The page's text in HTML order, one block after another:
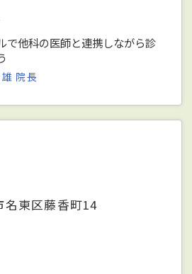
で他科の医師と連携しながら診
院長
名東区藤香町14